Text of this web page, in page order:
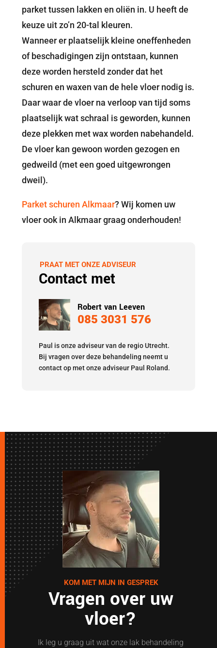
parket tussen lakken en oliën in. U heeft de
keuze uit zo’n 20-tal kleuren.
Wanneer er plaatselijk kleine oneffenheden
of beschadigingen zijn ontstaan, kunnen
deze worden hersteld zonder dat het
schuren en waxen van de hele vloer nodig is.
Daar waar de vloer na verloop van tijd soms
plaatselijk wat schraal is geworden, kunnen
deze plekken met wax worden nabehandeld.
De vloer kan gewoon worden gezogen en
gedweild (met een goed uitgewrongen
dweil).
Parket schuren Alkmaar? Wij komen uw
vloer ook in Alkmaar graag onderhouden!
PRAAT MET ONZE ADVISEUR
Contact met
Robert van Leeven
085 3031 576
Paul is onze adviseur van de regio Utrecht.
Bij vragen over deze behandeling neemt u
contact op met onze adviseur Paul Roland.
KOM MET MIJN IN GESPREK
Vragen over uw
vloer?
Ik leg u graag uit wat onze lak behandeling